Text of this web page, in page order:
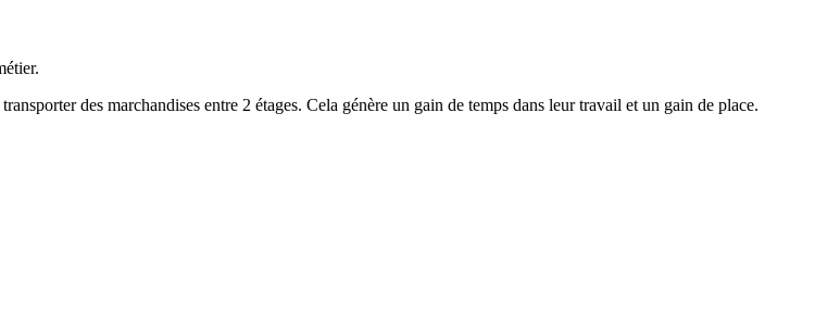
des marchandises entre 2 étages. Cela génère un gain de temps dans leur travail et un gain de place.